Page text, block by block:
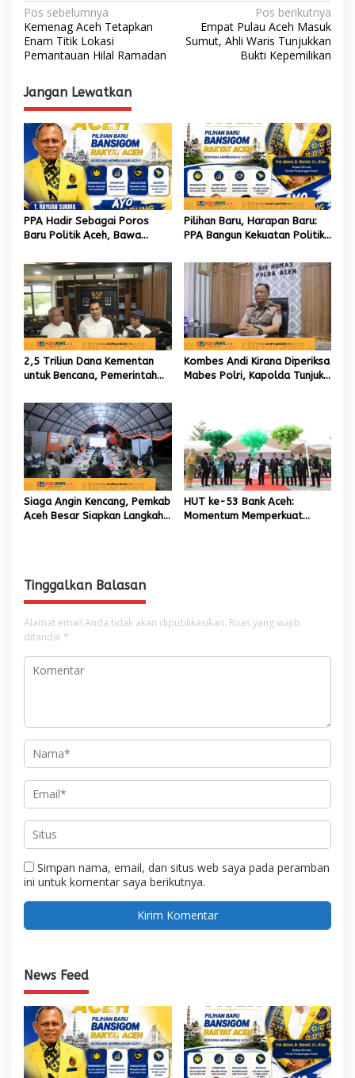
N
a
v
i
g
a
s
i
p
o
s
Pos sebelumnya
Kemenag Aceh Tetapkan
Enam Titik Lokasi
Pemantauan Hilal Ramadan
Pos berikutnya
Empat Pulau Aceh Masuk
Sumut, Ahli Waris Tunjukkan
Bukti Kepemilikan
Jangan Lewatkan
PPA Hadir Sebagai Poros
Baru Politik Aceh, Bawa
Internasional untuk Kemajuan
Daerah
Pilihan Baru, Harapan Baru:
PPA Bangun Kekuatan Politik
2,5 Triliun Dana Kementan
untuk Bencana, Pemerintah
Kombes Andi Kirana Diperiksa
Mabes Polri, Kapolda Tunjuk
Aceh
Siaga Angin Kencang, Pemkab
Aceh Besar Siapkan Langkah
HUT ke-53 Bank Aceh:
Momentum Memperkuat
Tinggalkan Balasan
Alamat email Anda tidak akan dipublikasikan. Ruas yang wajib
ditandai *
Simpan nama, email, dan situs web saya pada peramban
ini untuk komentar saya berikutnya.
News Feed